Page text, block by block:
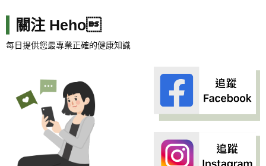
關注 Heho
每日提供您最專業正確的健康知識